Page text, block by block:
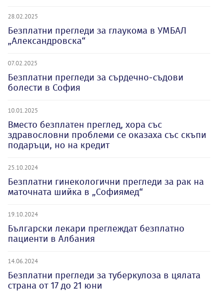
28.02.2025
Безплатни прегледи за глаукома в УМБАЛ
„Александровска“
07.02.2025
Безплатни прегледи за сърдечно-съдови
болести в София
10.01.2025
Вместо безплатен преглед, хора със
здравословни проблеми се оказаха със скъпи
подаръци, но на кредит
25.10.2024
Безплатни гинекологични прегледи за рак на
маточната шийка в „Софиямед“
19.10.2024
Български лекари преглеждат безплатно
пациенти в Албания
14.06.2024
Безплатни прегледи за туберкулоза в цялата
страна от 17 до 21 юни